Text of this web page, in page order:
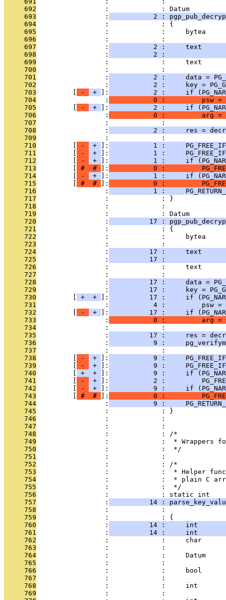
     692
                 :             : Datum
     693
                 :
2 :
     694
                 :             : {
     695
:             :     bytea
     696
:             :
     697
                 :
2 :     text
     698
                 :
2 :
     699
:             :     text
     700
                 :             :
     701
                 :
2 :     data =
     702
                 :
2 :     key =
     703
- + ]:
2 :     if
     704
                 :
0 :         psw =
     705
- + ]:
2 :     if
     706
                 :
0 :         arg =
     707
                 :             :
     708
                 :
2 :     res =
     709
                 :             :
     710
- + ]:
1 :
     711
- + ]:
1 :
     712
- + ]:
1 :     if
     713
# # ]:
0 :
     714
- + ]:
1 :     if
     715
# # ]:
0 :
     716
                 :
1 :
     717
                 :             : }
     718
                 :             :
     719
                 :             : Datum
     720
                 :
17 :
     721
                 :             : {
     722
:             :     bytea
     723
:             :
     724
                 :
17 :     text
     725
                 :
17 :
     726
:             :     text
     727
                 :             :
     728
                 :
17 :     data =
     729
                 :
17 :     key =
     730
+ + ]:
17 :     if
     731
                 :
4 :         psw =
     732
- + ]:
17 :     if
     733
                 :
0 :         arg =
     734
                 :             :
     735
                 :
17 :     res =
     736
                 :
9 :
     737
                 :             :
     738
- + ]:
9 :
     739
- + ]:
9 :
     740
+ + ]:
9 :     if
     741
- + ]:
2 :
     742
- + ]:
9 :     if
     743
# # ]:
0 :
     744
                 :
9 :
     745
                 :             : }
     746
                 :             :
     747
                 :             :
     748
                 :             : /*
     749
:             :  * Wrappers
     750
                 :             :  */
     751
                 :             :
     752
                 :             : /*
     753
:             :  * Helper
     754
:             :  * plain C
     755
                 :             :  */
     756
                 :             : static int
     757
                 :
14 :
     758
:             :
     759
                 :             : {
     760
                 :
14 :     int
     761
                 :
14 :     int
     762
:             :     char
     763
:             :
     764
:             :     Datum
     765
:             :
     766
:             :     bool
     767
:             :
     768
:             :     int
     769
:             :